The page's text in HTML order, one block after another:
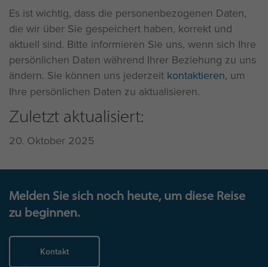
Es ist wichtig, dass die personenbezogenen Daten,
die wir über Sie gespeichert haben, korrekt und
aktuell sind. Bitte informieren Sie uns, wenn sich Ihre
persönlichen Daten während Ihrer Beziehung zu uns
ändern. Sie können uns jederzeit kontaktieren, um
Ihre persönlichen Daten zu aktualisieren.
Zuletzt aktualisiert:
20. Oktober 2025
Melden Sie sich noch heute, um diese Reise
zu beginnen.
Kontakt